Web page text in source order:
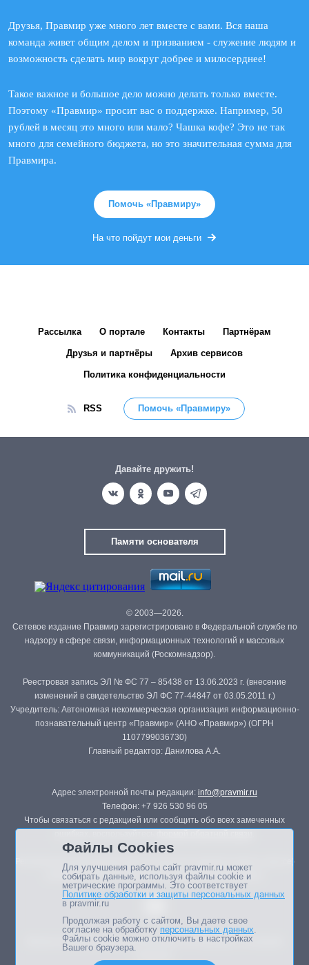
Друзья, Правмир уже много лет вместе с вами. Вся наша
команда живет общим делом и призванием - служение людям и
возможность сделать мир вокруг добрее и милосерднее!
Такое важное и большое дело можно делать только вместе.
Поэтому «Правмир» просит вас о поддержке. Например, 50
рублей в месяц это много или мало? Чашка кофе? Это не так
много для семейного бюджета, но это значительная сумма для
Правмира.
Помочь «Правмиру»
На что пойдут мои деньги
Рассылка О портале Контакты Партнёрам
Друзья и партнёры Архив сервисов
Политика конфиденциальности
RSS Помочь «Правмиру»
Давайте дружить!
Памяти основателя
© 2003—2026.
Сетевое издание Правмир зарегистрировано в Федеральной службе по
надзору в сфере связи, информационных технологий и массовых
коммуникаций (Роскомнадзор).
Реестровая запись ЭЛ № ФС 77 – 85438 от 13.06.2023 г. (внесение
изменений в свидетельство ЭЛ ФС 77-44847 от 03.05.2011 г.)
Учредитель: Автономная некоммерческая организация информационно-
познавательный центр «Правмир» (АНО «Правмир») (ОГРН
1107799036730)
Главный редактор: Данилова А.А.
Адрес электронной почты редакции: info@pravmir.ru
Телефон: +7 926 530 96 05
Чтобы связаться с редакцией или сообщить обо всех замеченных
Републикация материалов сайта в печатных изданиях (книгах, прессе)
возможна только с письменного разрешения редакции.
Мнение авторов статей портала может не совпадать с позицией
Файлы Cookies
Для улучшения работы сайт pravmir.ru может
собирать данные, используя файлы cookie и
метрические программы. Это соответствует
Политике обработки и защиты персональных данных
в pravmir.ru
Продолжая работу с сайтом, Вы даете свое
согласие на обработку персональных данных.
Файлы cookie можно отключить в настройках
Вашего браузера.